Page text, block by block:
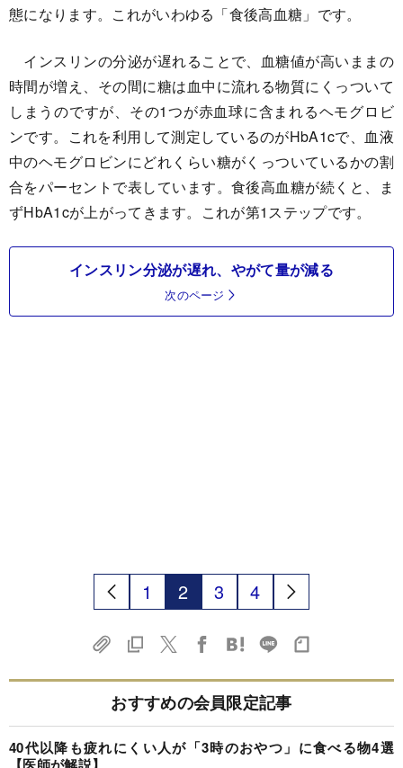
態になります。これがいわゆる「食後高血糖」です。
インスリンの分泌が遅れることで、血糖値が高いままの
時間が増え、その間に糖は血中に流れる物質にくっついて
しまうのですが、その1つが赤血球に含まれるヘモグロビ
ンです。これを利用して測定しているのがHbA1cで、血液
中のヘモグロビンにどれくらい糖がくっついているかの割
合をパーセントで表しています。食後高血糖が続くと、ま
ずHbA1cが上がってきます。これが第1ステップです。
インスリン分泌が遅れ、やがて量が減る
次のページ
1 2 3 4
おすすめの会員限定記事
40代以降も疲れにくい人が「3時のおやつ」に食べる物4選